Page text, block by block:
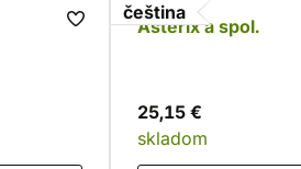
čeština
Asterix a spol.
25,15 €
skladom